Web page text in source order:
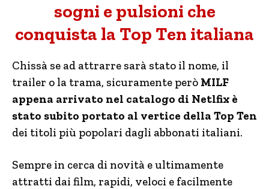
sogni e pulsioni che
conquista la Top Ten italiana
Chissà se ad attrarre sarà stato il nome, il
trailer o la trama, sicuramente però MILF
appena arrivato nel catalogo di Netlfix è
stato subito portato al vertice della Top Ten
dei titoli più popolari dagli abbonati italiani.
Sempre in cerca di novità e ultimamente
attratti dai film, rapidi, veloci e facilmente